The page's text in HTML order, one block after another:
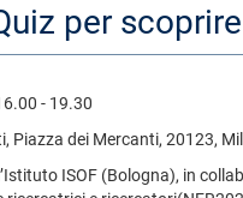
per
- 19.30
Piazza dei Mercanti, 20123,
ISOF (Bologna), in